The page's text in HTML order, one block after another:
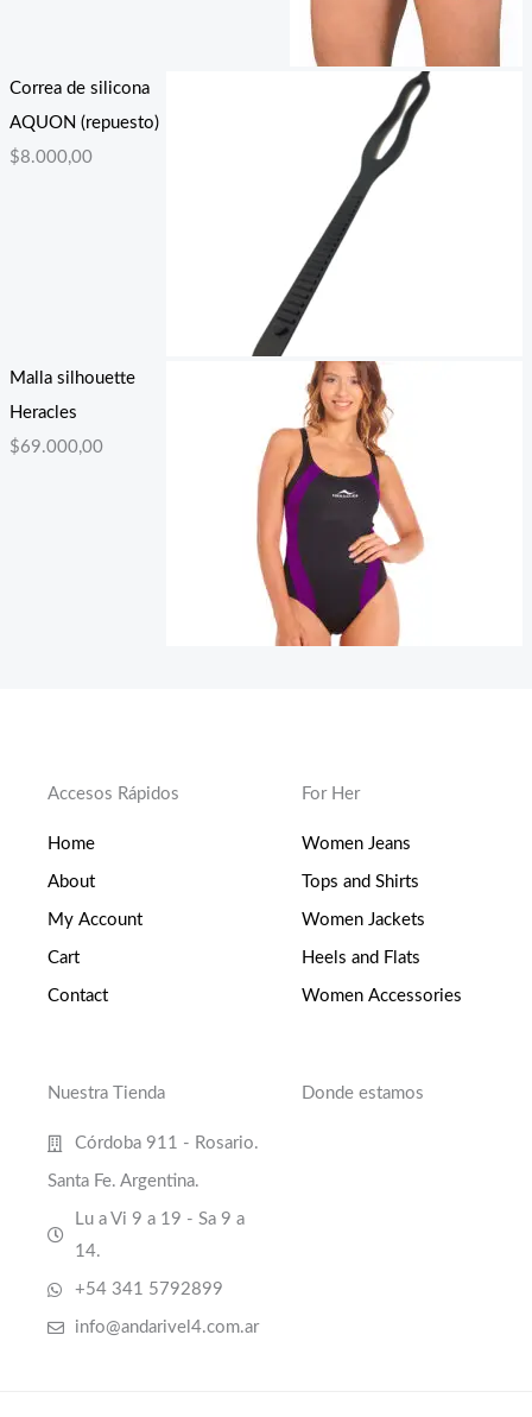
Correa de silicona
AQUON (repuesto)
$8.000,00
Malla silhouette
Heracles
$69.000,00
Accesos Rápidos
Home
About
My Account
Cart
Contact
For Her
Women Jeans
Tops and Shirts
Women Jackets
Heels and Flats
Women Accessories
Nuestra Tienda
Córdoba 911 - Rosario.
Santa Fe. Argentina.
Lu a Vi 9 a 19 - Sa 9 a
14.
+54 341 5792899
info@andarivel4.com.ar
Donde estamos